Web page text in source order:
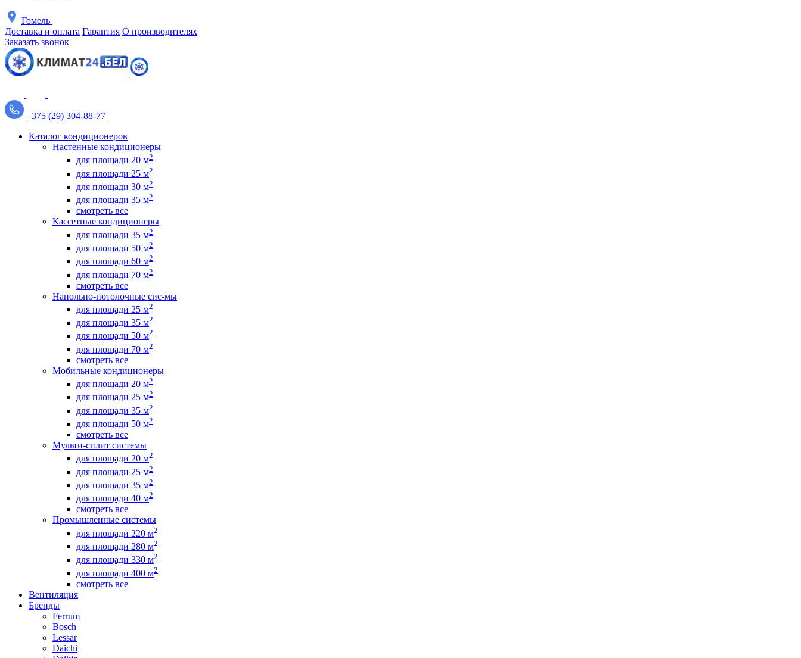
Гомель
Доставка и оплата Гарантия О производителях
Заказать звонок
+375 (29) 304-88-77
Каталог кондиционеров
Настенные кондиционеры
для площади 20 м2
для площади 25 м2
для площади 30 м2
для площади 35 м2
смотреть все
Кассетные кондиционеры
для площади 35 м2
для площади 50 м2
для площади 60 м2
для площади 70 м2
смотреть все
Напольно-потолочные сис-мы
для площади 25 м2
для площади 35 м2
для площади 50 м2
для площади 70 м2
смотреть все
Мобильные кондиционеры
для площади 20 м2
для площади 25 м2
для площади 35 м2
для площади 50 м2
смотреть все
Мульти-сплит системы
для площади 20 м2
для площади 25 м2
для площади 35 м2
для площади 40 м2
смотреть все
Промышленные системы
для площади 220 м2
для площади 280 м2
для площади 330 м2
для площади 400 м2
смотреть все
Вентиляция
Бренды
Ferrum
Bosch
Lessar
Daichi